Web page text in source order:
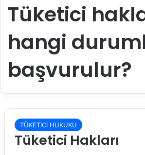
Tüketici
hangi
başvurulur?
TÜKETİCİ HUKUKU
Tüketici Hakları